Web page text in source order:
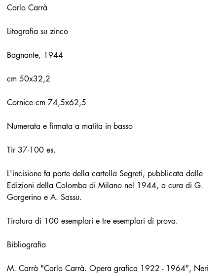
Carlo Carrà
Litografia su zinco
Bagnante, 1944
cm 50x32,2
Cornice cm 74,5x62,5
Numerata e firmata a matita in basso
Tir 37-100 es.
L'incisione fa parte della cartella Segreti, pubblicata dalle
Edizioni della Colomba di Milano nel 1944, a cura di G.
Gorgerino e A. Sassu.
Tiratura di 100 esemplari e tre esemplari di prova.
Bibliografia
M. Carrà "Carlo Carrà. Opera grafica 1922 - 1964", Neri